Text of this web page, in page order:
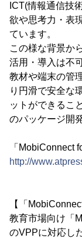
ICT(情報通信技
欲や思考力・表
ています。
この様な背景か
活用・導入は不
教材や端末の管
り円滑で安全な
ットができるこ
のパッケージ開
「MobiConnect
http://
【「
教育市場向け「
のVPPに対応し